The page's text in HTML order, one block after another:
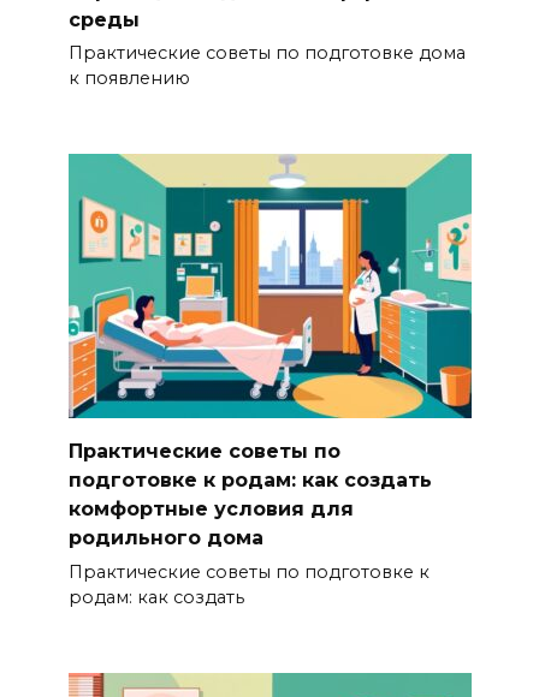
среды
Практические советы по подготовке дома
к появлению
Практические советы по
подготовке к родам: как создать
комфортные условия для
родильного дома
Практические советы по подготовке к
родам: как создать